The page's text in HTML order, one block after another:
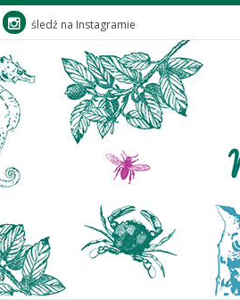
śledź na Instagramie